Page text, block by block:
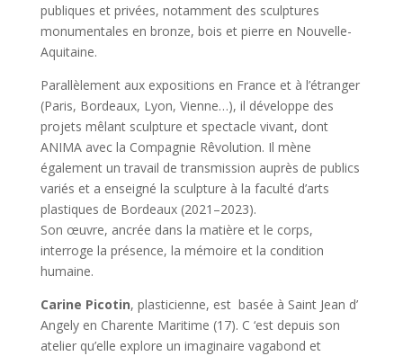
publiques et privées, notamment des sculptures
monumentales en bronze, bois et pierre en Nouvelle-
Aquitaine.
Parallèlement aux expositions en France et à l’étranger
(Paris, Bordeaux, Lyon, Vienne…), il développe des
projets mêlant sculpture et spectacle vivant, dont
ANIMA avec la Compagnie Rêvolution. Il mène
également un travail de transmission auprès de publics
variés et a enseigné la sculpture à la faculté d’arts
plastiques de Bordeaux (2021–2023).
Son œuvre, ancrée dans la matière et le corps,
interroge la présence, la mémoire et la condition
humaine.
Carine Picotin, plasticienne, est basée à Saint Jean d’
Angely en Charente Maritime (17). C ‘est depuis son
atelier qu’elle explore un imaginaire vagabond et